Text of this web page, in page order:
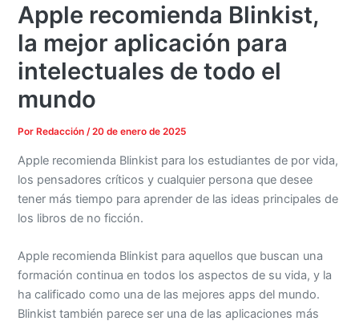
Apple recomienda Blinkist,
la mejor aplicación para
intelectuales de todo el
mundo
Por Redacción/20 de enero de 2025
Apple recomienda Blinkist para los estudiantes de por vida,
los pensadores críticos y cualquier persona que desee
tener más tiempo para aprender de las ideas principales de
los libros de no ficción.
Apple recomienda Blinkist para aquellos que buscan una
formación continua en todos los aspectos de su vida, y la
ha calificado como una de las mejores apps del mundo.
Blinkist también parece ser una de las aplicaciones más